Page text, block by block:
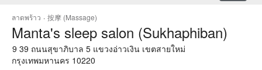
ลาดพร้าว · 按摩 (Massage)
Manta's sleep salon (Sukhaphiban)
9 39 ถนนสุขาภิบาล 5 แขวงอ่าวเงิน เขตสายใหม่
กรุงเทพมหานคร 10220